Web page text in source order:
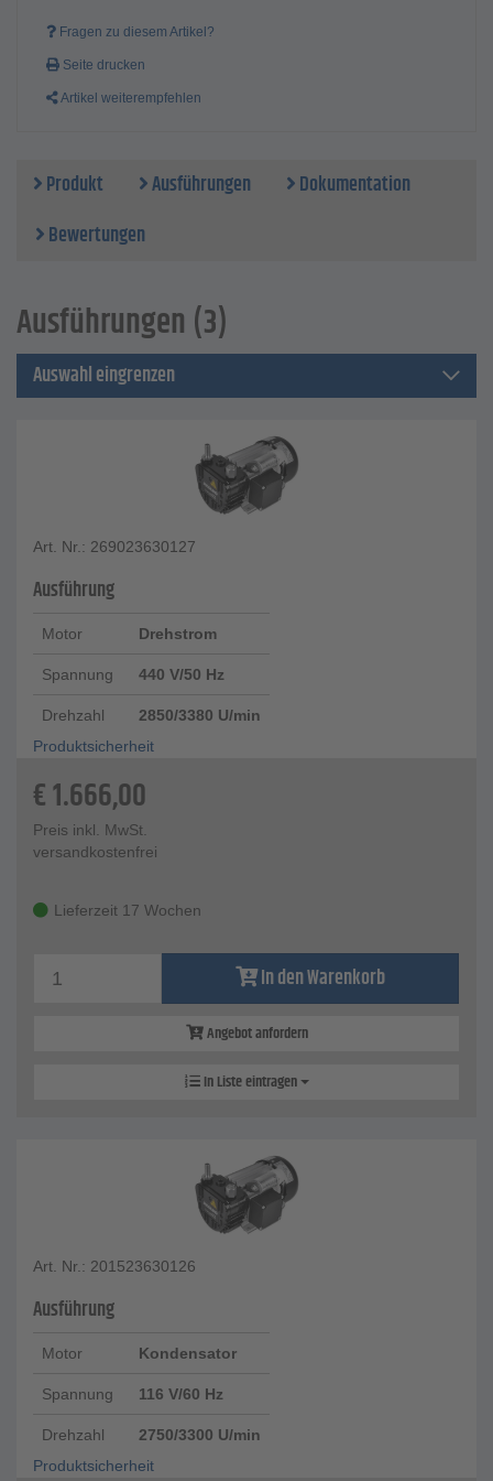
Fragen zu diesem Artikel?
Seite drucken
Artikel weiterempfehlen
Produkt Ausführungen
Dokumentation
Bewertungen
Ausführungen (3)
Auswahl eingrenzen
Art. Nr.: 269023630127
Ausführung
Motor Drehstrom
Spannung 440 V/50 Hz
Drehzahl
2850/3380 U/min
Produktsicherheit
€1.666,00
Preis inkl. MwSt.
versandkostenfrei
Lieferzeit 17 Wochen
In den Warenkorb
Angebot anfordern
In Liste eintragen
Art. Nr.: 201523630126
Ausführung
Motor Kondensator
Spannung 116 V/60 Hz
Drehzahl
2750/3300 U/min
Produktsicherheit